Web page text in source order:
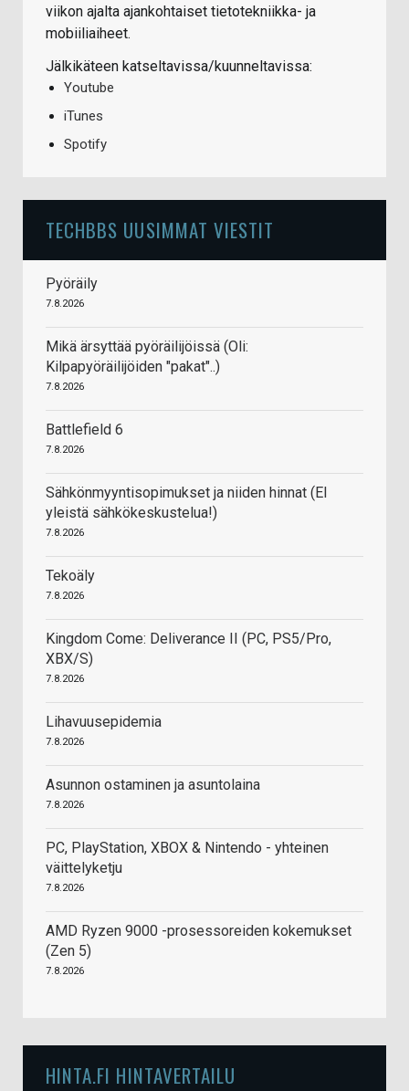
viikon ajalta ajankohtaiset tietotekniikka- ja
mobiiliaiheet.
Jälkikäteen katseltavissa/kuunneltavissa:
Youtube
iTunes
Spotify
TECHBBS UUSIMMAT VIESTIT
Pyöräily
7.8.2026
Mikä ärsyttää pyöräilijöissä (Oli:
Kilpapyöräilijöiden "pakat"..)
7.8.2026
Battlefield 6
7.8.2026
Sähkönmyyntisopimukset ja niiden hinnat (EI
yleistä sähkökeskustelua!)
7.8.2026
Tekoäly
7.8.2026
Kingdom Come: Deliverance II (PC, PS5/Pro,
XBX/S)
7.8.2026
Lihavuusepidemia
7.8.2026
Asunnon ostaminen ja asuntolaina
7.8.2026
PC, PlayStation, XBOX & Nintendo - yhteinen
väittelyketju
7.8.2026
AMD Ryzen 9000 -prosessoreiden kokemukset
(Zen 5)
7.8.2026
HINTA.FI HINTAVERTAILU